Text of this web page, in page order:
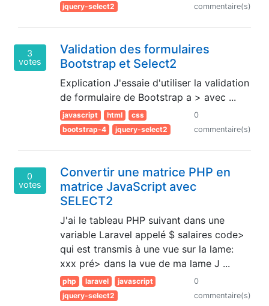
jquery-select2
commentaire(s)
3
votes
Validation des formulaires
Bootstrap et Select2
Explication J'essaie d'utiliser la validation
de formulaire de Bootstrap a > avec ...
javascript html
css
bootstrap-4
jquery-select2
0
commentaire(s)
0
votes
Convertir une matrice PHP en
matrice JavaScript avec
SELECT2
J'ai le tableau PHP suivant dans une
variable Laravel appelé $ salaires code>
qui est transmis à une vue sur la lame:
xxx pré> dans la vue de ma lame J ...
php laravel
javascript
jquery-select2
0
commentaire(s)